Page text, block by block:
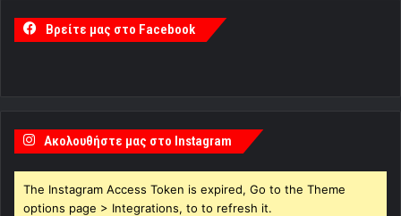
Βρείτε μας στο Facebook
Ακολουθήστε μας στο Instagram
The Instagram Access Token is expired, Go to the Theme
options page > Integrations, to to refresh it.